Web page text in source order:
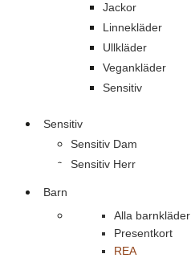
Jackor
Linnekläder
Ullkläder
Vegankläder
Sensitiv
Sensitiv
Sensitiv Dam
Sensitiv Herr
Barn
Alla barnkläder
Presentkort
REA